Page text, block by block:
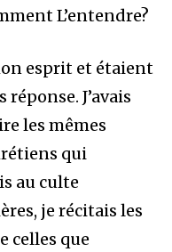
L’entendre?
esprit et étaient
J’avais
les mêmes
qui
au culte
je récitais les
celles que